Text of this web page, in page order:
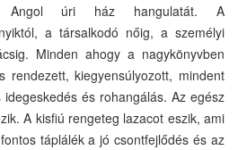
Angol úri ház hangulatát. A
a társalkodó nőig, a személyi
Minden ahogy a nagykönyvben
kiegyensúlyozott, mindent
és rohangálás. Az egész
A kisfiú rengeteg lazacot eszik, ami
táplálék a jó csontfejlődés és az